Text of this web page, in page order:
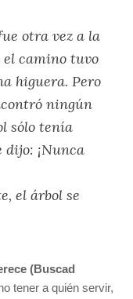
otra vez a la
el camino tuvo
higuera. Pero
ningún
sólo tenía
dijo: ¡Nunca
el árbol se
(Buscad
tener a quién servir,